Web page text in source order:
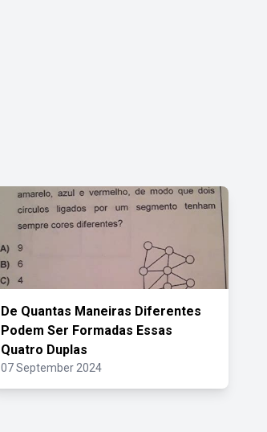
De Quantas Maneiras Diferentes
Podem Ser Formadas Essas
Quatro Duplas
07 September 2024